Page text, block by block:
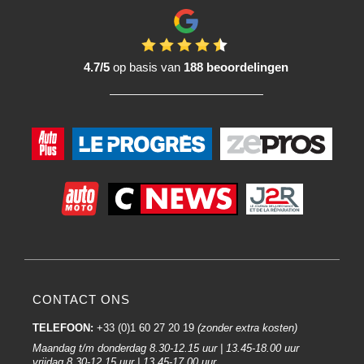
Kortom, het merk De Beer Refinish staat bekend om zijn toewijding aan
kwaliteit, innovatie en ondersteuning van de carrosserie-industrie.
Autoschadeherstel- en lakprofessionals waarderen de producten van De
in de loop van tientallen jaren is opgebouwd.
Kenmerken en voordelen van het kiezen van het merk De Beer:
Het merk De Beer staat in de autolakindustrie bekend om de kwaliteit van
aantal voordelen bieden, hoewel de specifieke kenmerken kunnen variëren
afhankelijk van de exacte producten in het assortiment. Hieronder volgen
langdurige glans en UV-bestendigheid. Dit garandeert professionele
Gemakkelijk aan te brengen autolakken:
Veel De Beer producten zijn zo geformuleerd dat ze gemakkelijk kunnen
4.7/5 op basis van 188 beoordelingen
CONTACT ONS
TELEFOON: +33 (0)1 60 27 20 19 (zonder extra kosten)
Maandag t/m donderdag 8.30-12.15 uur | 13.45-18.00 uur